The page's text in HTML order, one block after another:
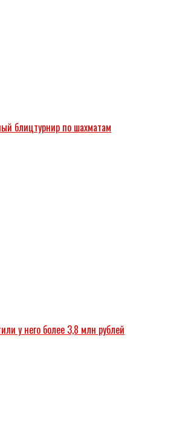
блицтурнир по шахматам
у него более 3,8 млн рублей